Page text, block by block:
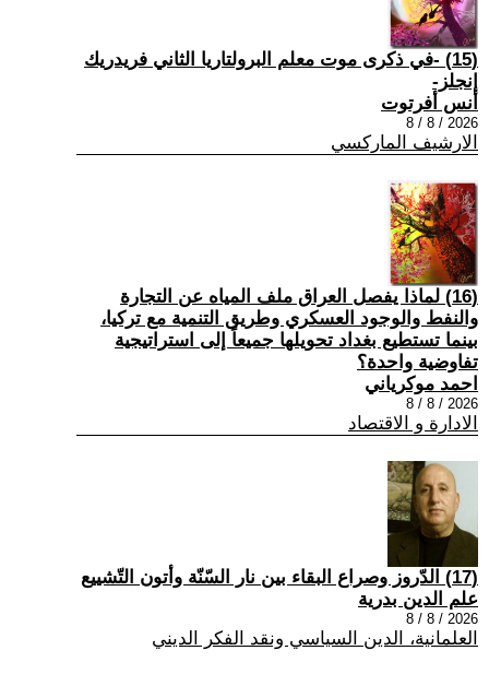
(15) -في ذكرى موت معلم البرولتاريا الثاني فريدريك
إنجلز-
أنس أفرتوت
2026 / 8 / 8
الارشيف الماركسي
(16) لماذا يفصل العراق ملف المياه عن التجارة
والنفط والوجود العسكري وطريق التنمية مع تركيا،
بينما تستطيع بغداد تحويلها جميعاً إلى استراتيجية
تفاوضية واحدة؟
احمد موكرياني
2026 / 8 / 8
الادارة و الاقتصاد
(17) الدّروز وصراع البقاء بين نار السّنّة وأتون التّشييع
علم الدين بدرية
2026 / 8 / 8
العلمانية، الدين السياسي ونقد الفكر الديني